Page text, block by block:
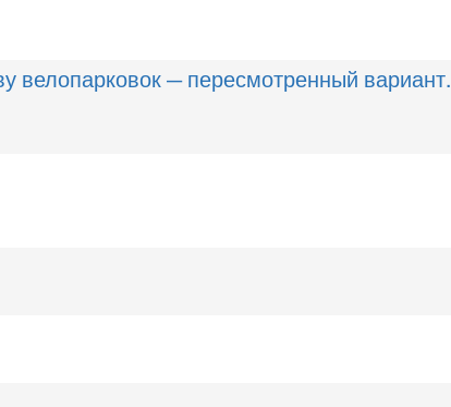
велопарковок — пересмотренный вариант.